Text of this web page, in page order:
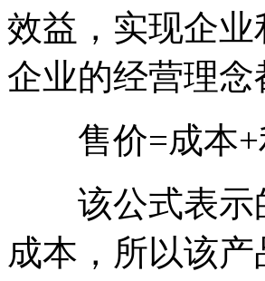
效益，实现企
企业的经营理
售价=成本+
该公式表示的
成本，所以该